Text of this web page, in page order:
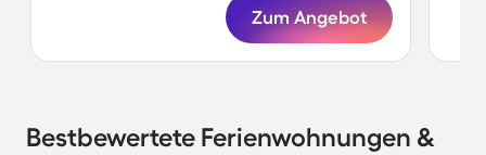
Zum Angebot
Bestbewertete Ferienwohnungen &